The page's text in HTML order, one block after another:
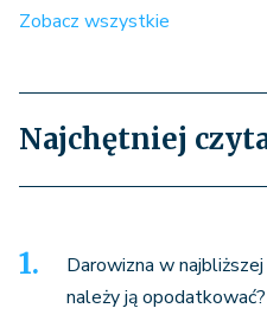
Zobacz wszystkie
Najchętniej
Darowizna w
należy ją opodatkować?